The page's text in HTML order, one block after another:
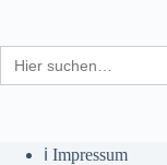
Search
for:
ℹ️ Impressum